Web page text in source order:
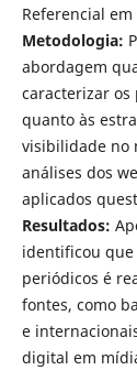
Referencial em
Metodologia:
abordagem
caracterizar os
quanto às
visibilidade no
análises dos
aplicados
Resultados:
identificou que
periódicos é
fontes, como
e
digital em